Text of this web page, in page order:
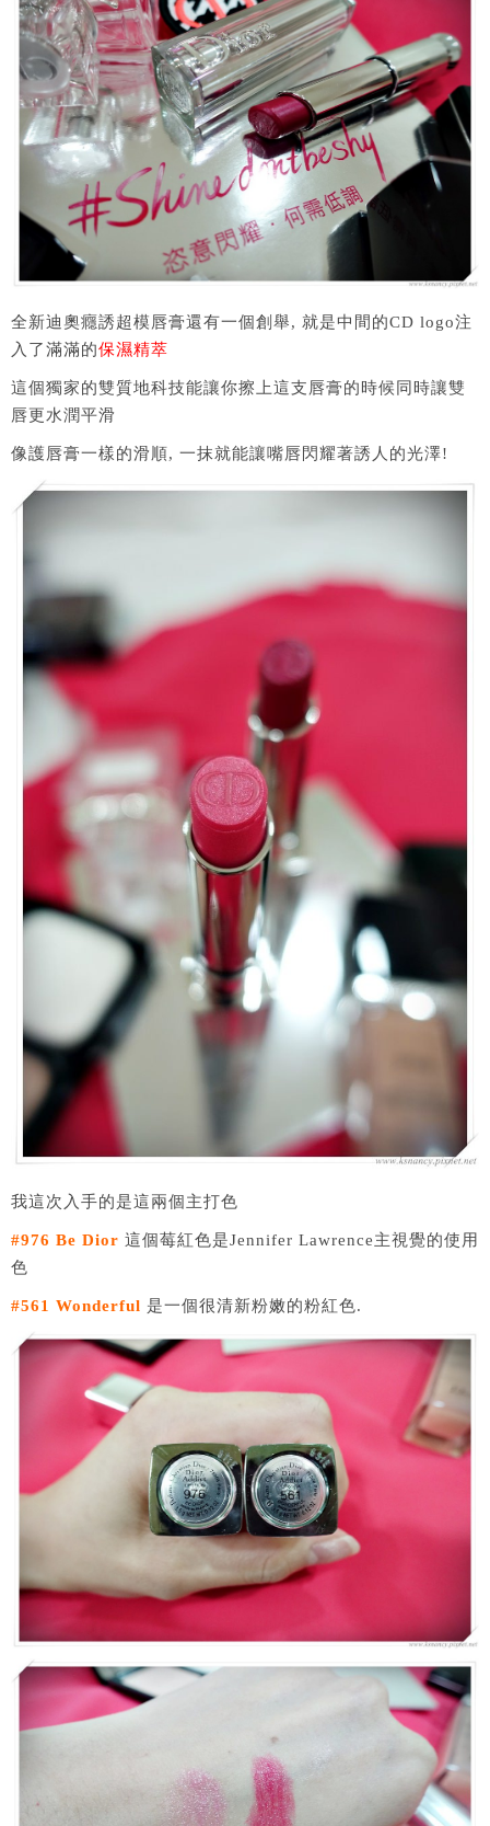
全新迪奧癮誘超模唇膏還有一個創舉, 就是中間的CD logo注
入了滿滿的保濕精萃
這個獨家的雙質地科技能讓你擦上這支唇膏的時候同時讓雙
唇更水潤平滑
像護唇膏一樣的滑順, 一抹就能讓嘴唇閃耀著誘人的光澤!
我這次入手的是這兩個主打色
#976 Be Dior 這個莓紅色是Jennifer Lawrence主視覺的使用
色
#561 Wonderful 是一個很清新粉嫩的粉紅色.